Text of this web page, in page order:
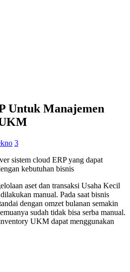
Untuk Manajemen
3
aset dan transaksi Usaha Kecil
manual. Pada saat bisnis
dengan omzet bulanan semakin
sudah tidak bisa serba manual.
UKM dapat menggunakan